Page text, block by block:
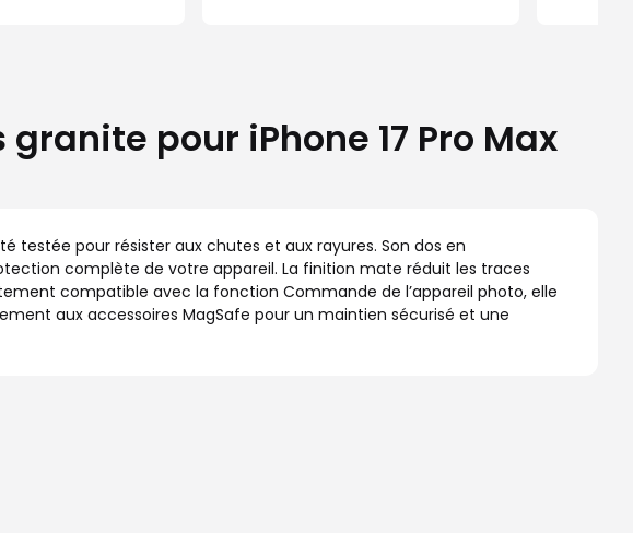
pour iPhone 17 Pro Max
testée pour résister aux chutes et aux rayures. Son dos en
complète de votre appareil. La finition mate réduit les traces
compatible avec la fonction Commande de l’appareil photo, elle
aux accessoires MagSafe pour un maintien sécurisé et une